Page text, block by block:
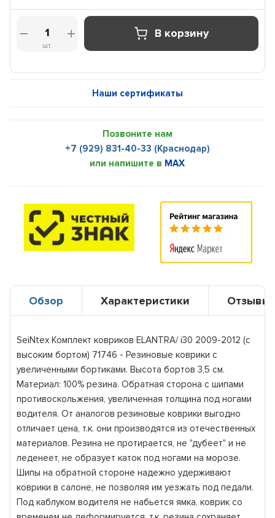
шт.
В корзину
Наши сертификаты
Позвоните нам
+7 (929) 831-40-33 (Краснодар)
или напишите в MAX
Обзор Характеристики Отзывы
SeiNtex Комплект ковриков ELANTRA/ i30 2009-2012 (с
высоким бортом) 71746 - Резиновые коврики с
увеличенными бортиками. Высота бортов 3,5 см.
Материал: 100% резина. Обратная сторона с шипами
противоскольжения, увеличенная толщина под ногами
водителя. От аналогов резиновые коврики выгодно
отличает цена, т.к. они производятся из отечественных
материалов. Резина не протирается, не "дубеет" и не
леденеет, не образует каток под ногами на морозе.
Шипы на обратной стороне надежно удерживают
коврики в салоне, не позволяя им уезжать под педали.
Под каблуком водителя не набьется ямка, коврик со